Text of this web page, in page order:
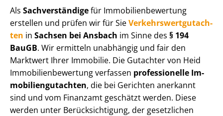
Als Sachverständigefür Im­mo­bi­li­en­be­wer­tung
erstellen und prüfen wir für SieVer­kehrs­wert­gut­ach­
ten in Sachsen bei Ansbach im Sinne des § 194
BauGB. Wir ermitteln unabhängig und fair den
Marktwert Ihrer Immobilie. Die Gutachter von Heid
Im­mo­bi­li­en­be­wer­tung verfassen professionelle Im­
mo­bi­li­en­gut­ach­ten, die bei Gerichten anerkannt
sind und vom Finanzamt geschätzt werden. Diese
werden unter Be­rück­sich­ti­gung, der gesetzlichen